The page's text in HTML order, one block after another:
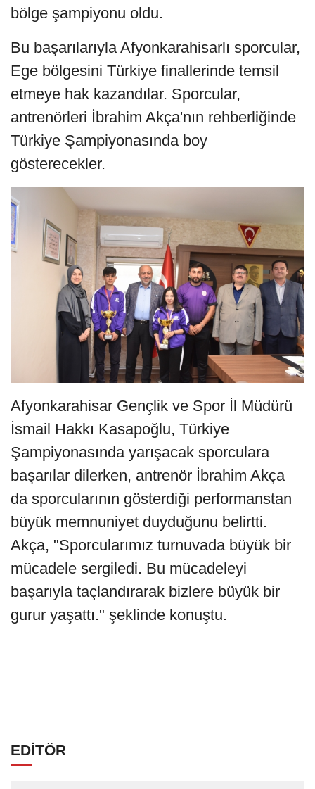
bölge şampiyonu oldu.
Bu başarılarıyla Afyonkarahisarlı sporcular,
Ege bölgesini Türkiye finallerinde temsil
etmeye hak kazandılar. Sporcular,
antrenörleri İbrahim Akça'nın rehberliğinde
Türkiye Şampiyonasında boy
gösterecekler.
Afyonkarahisar Gençlik ve Spor İl Müdürü
İsmail Hakkı Kasapoğlu, Türkiye
Şampiyonasında yarışacak sporculara
başarılar dilerken, antrenör İbrahim Akça
da sporcularının gösterdiği performanstan
büyük memnuniyet duyduğunu belirtti.
Akça, "Sporcularımız turnuvada büyük bir
mücadele sergiledi. Bu mücadeleyi
başarıyla taçlandırarak bizlere büyük bir
gurur yaşattı." şeklinde konuştu.
EDİTÖR